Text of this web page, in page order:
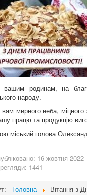
вашим родинам, на
народу.
мирного неба, міцного
працю та продукцію
міський голова
16 жовтня 2022
1441
Головна Вітання з